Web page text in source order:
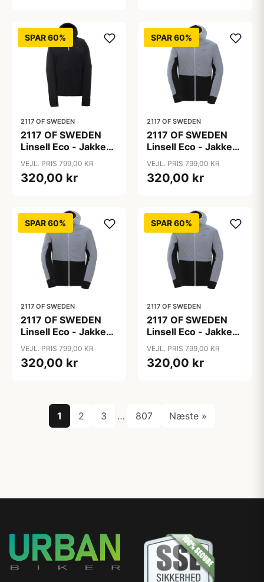
SPAR 60%
2117 OF SWEDEN
2117 OF SWEDEN
Linsell Eco - Jakke
Powerfleece - Dame
- Sort - XL
VEJL. PRIS 799,00 KR
320,00 kr
SPAR 60%
2117 OF SWEDEN
2117 OF SWEDEN
Linsell Eco - Jakke
Powerfleece - Herre
- Grå - L
VEJL. PRIS 799,00 KR
320,00 kr
SPAR 60%
2117 OF SWEDEN
2117 OF SWEDEN
Linsell Eco - Jakke
Powerfleece - Herre
- Grå - M
VEJL. PRIS 799,00 KR
320,00 kr
SPAR 60%
2117 OF SWEDEN
2117 OF SWEDEN
Linsell Eco - Jakke
Powerfleece - Herre
- Grå - XL
VEJL. PRIS 799,00 KR
320,00 kr
1 2 3 … 807 Næste »